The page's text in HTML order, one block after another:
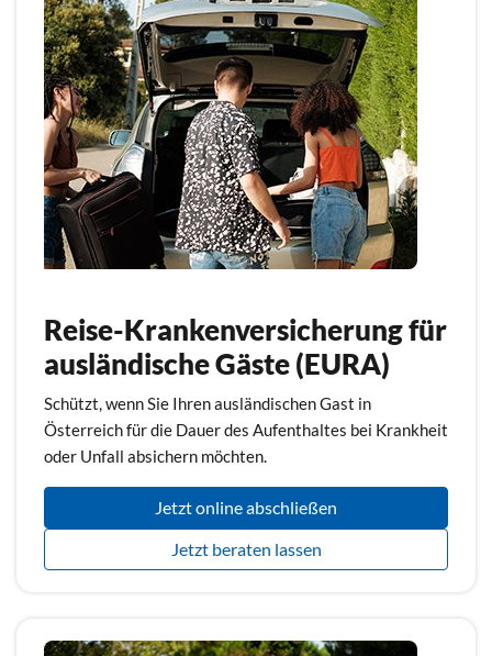
Reise-Krankenversicherung für
ausländische Gäste (EURA)
Schützt, wenn Sie Ihren ausländischen Gast in
Österreich für die Dauer des Aufenthaltes bei Krankheit
oder Unfall absichern möchten.
Jetzt online abschließen
Jetzt beraten lassen